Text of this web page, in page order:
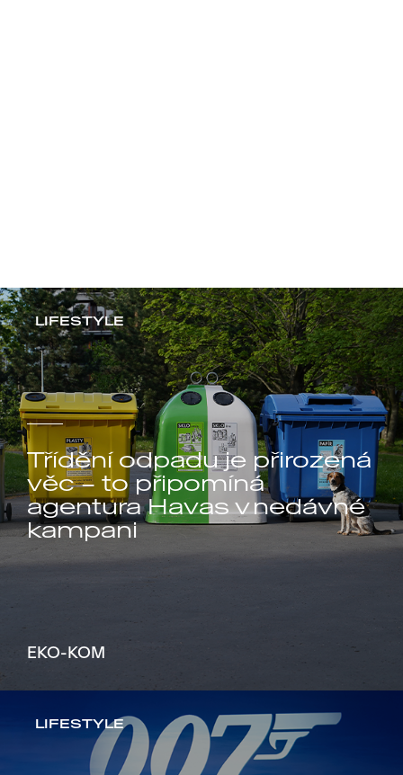
LIFESTYLE
Třídění odpadu je přirozená
věc – to připomíná
agentura Havas v nedávné
kampani
EKO-KOM
LIFESTYLE